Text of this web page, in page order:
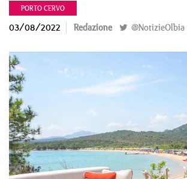
PORTO CERVO
03/08/2022 Redazione @NotizieOlbia